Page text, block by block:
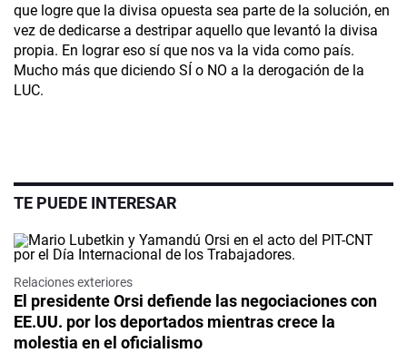
que logre que la divisa opuesta sea parte de la solución, en
vez de dedicarse a destripar aquello que levantó la divisa
propia. En lograr eso sí que nos va la vida como país.
Mucho más que diciendo SÍ o NO a la derogación de la
LUC.
TE PUEDE INTERESAR
Relaciones exteriores
El presidente Orsi defiende las negociaciones con
EE.UU. por los deportados mientras crece la
molestia en el oficialismo